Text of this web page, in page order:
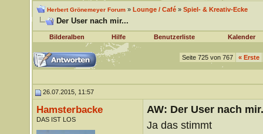
Herbert Grönemeyer Forum» Lounge / Café» Spiel- & Kreativ-Ecke
Der User nach mir...
Bilderalben Hilfe Benutzerliste Kalender
Seite 725 von 767 «Erste
26.07.2015, 11:57
Hamsterbacke
DAS IST LOS
AW: Der User nach
Ja das stimmt